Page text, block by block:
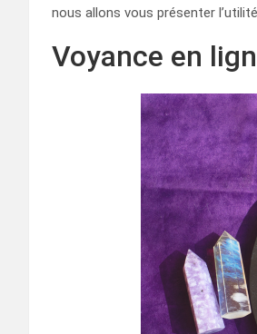
nous allons vous présenter
Voyance en